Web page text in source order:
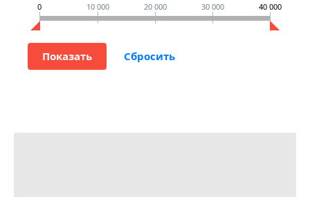
0 10 000 20 000 30 000 40 000